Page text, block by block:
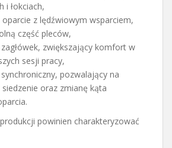
i łokciach,
z lędźwiowym wsparciem,
część pleców,
zwiększający komfort w
sesji pracy,
pozwalający na
oraz zmianę kąta
powinien charakteryzować